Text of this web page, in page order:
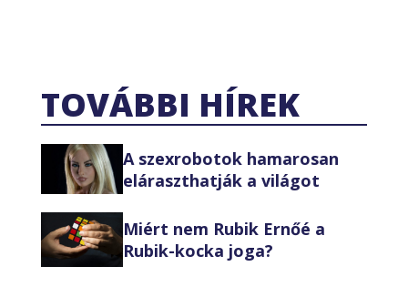
TOVÁBBI HÍREK
A szexrobotok hamarosan
eláraszthatják a világot
Miért nem Rubik Ernőé a
Rubik-kocka joga?